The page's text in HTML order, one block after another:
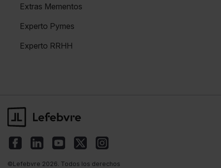
Extras Mementos
Experto Pymes
Experto RRHH
©Lefebvre 2026. Todos los derechos